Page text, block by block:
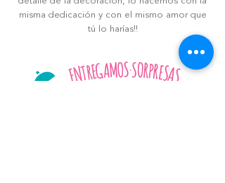
misma dedicación y con el mismo amor que
tú lo harías!!